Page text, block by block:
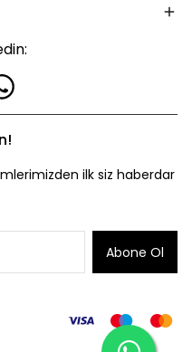
ilk siz haberdar
Abone Ol